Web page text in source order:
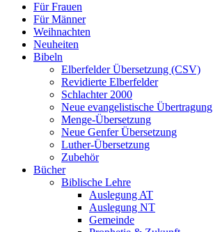
Für Frauen
Für Männer
Weihnachten
Neuheiten
Bibeln
Elberfelder Übersetzung (CSV)
Revidierte Elberfelder
Schlachter 2000
Neue evangelistische Übertragung
Menge-Übersetzung
Neue Genfer Übersetzung
Luther-Übersetzung
Zubehör
Bücher
Biblische Lehre
Auslegung AT
Auslegung NT
Gemeinde